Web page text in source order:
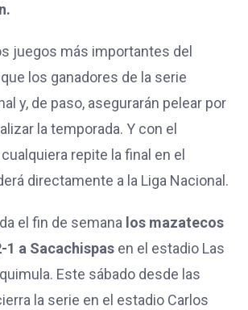
juegos más importantes del
los ganadores de la serie
y, de paso, asegurarán pelear por
la temporada. Y con el
repite la final en el
directamente a la Liga Nacional.
el fin de semana los mazatecos
1 a Sacachispas en el estadio Las
Este sábado desde las
la serie en el estadio Carlos